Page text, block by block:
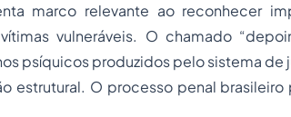
marco relevante ao reconhecer
vulneráveis. O chamado
psíquicos produzidos pelo sistema de
estrutural. O processo penal